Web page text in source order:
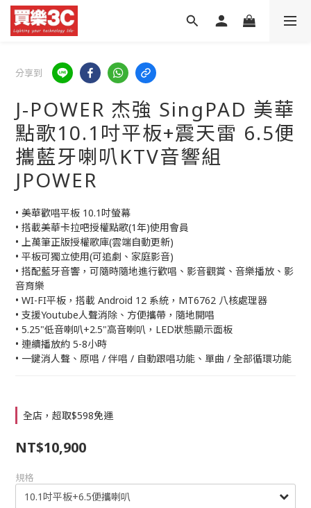
分享到
J-POWER 杰強 SingPAD 美華
點歌10.1吋平板+震天雷 6.5便
攜藍牙喇叭KTV音響組
JPOWER
• 美華歡唱平板 10.1吋螢幕
• 搭載美華卡拉吧授權點歌(1年)使用會員
• 上萬筆正版授權歌庫(雲端自動更新)
• 平板可獨立使用(可追劇、家庭影音)
• 搭配藍牙音響，可隨時隨地進行歡唱、影音觀賞、音樂播放、影
音育樂
• WI-FI平板，搭載 Android 12 系統，MT6762 八核處理器
• 支援Youtube人聲消除、方便攜帶，隨地開唱
• 5.25"低音喇叭+2.5"高音喇叭，LED狀態顯示面板
• 連續播放約 5-8小時
• 一鍵消人聲、原唱 / 伴唱 / 自動跟唱功能、單曲 / 全部循環功能
全店，超取$598免運
NT$10,900
規格